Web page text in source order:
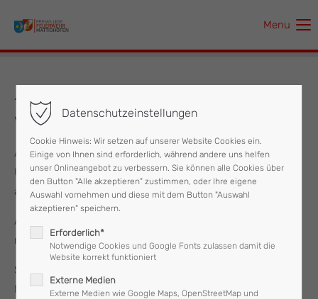
Der Eintrag "offcanvas-col1" existiert leider nicht.
Der Eintrag "offcanvas-col3" existiert leider nicht.
Der Eintrag "offcanvas-col4" existiert leider nicht.
Menu
18.03.2022 Aufräumarbeiten
Verkehrsunfall
Am 18. März wurde die Feuerwehr Mattighofen um 14:52
Uhr zu Aufräumarbeiten nach einem Verkehrsunfall
alarmiert.
Am Einsatzort angekommen wurde die Feuerwehr jedoch
nicht mehr benötigt.
Somit rückte die Feuerwehr Mattighofen, welche mit neun
Mann und zwei Fahrzeugen im Einsatz stand, wieder ins
Datenschutzeinstellungen
Cookie Hinweis: Wir setzen auf unserer Website Cookies ein.
Einige von Ihnen sind erforderlich, während andere uns helfen
unser Onlineangebot zu verbessern. Sie können alle Cookies über
den Button "Alle akzeptieren" zustimmen, oder Ihre eigene
Auswahl vornehmen und diese mit dem Button "Auswahl
akzeptieren" speichern.
Erforderlich*
Notwendige Cookies und Google Fonts zulassen damit die
Website korrekt funktioniert
Externe Medien
Externe Medien wie Google Maps, OpenStreetMap und